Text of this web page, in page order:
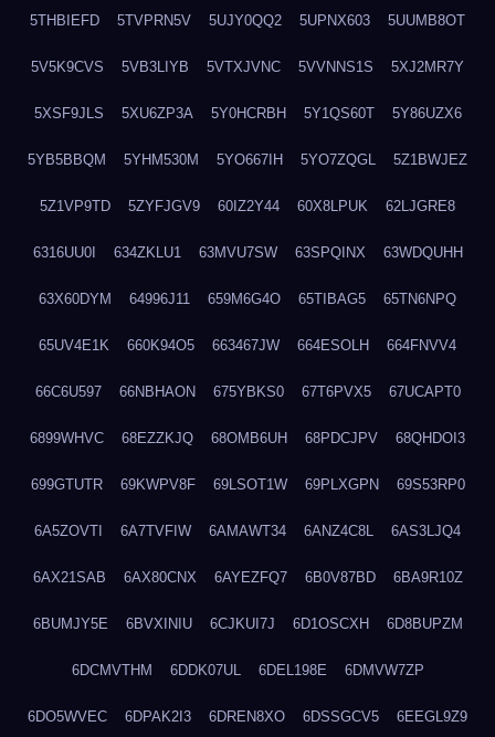
5THBIEFD 5TVPRN5V 5UJY0QQ2 5UPNX603 5UUMB8OT
5V5K9CVS 5VB3LIYB 5VTXJVNC 5VVNNS1S 5XJ2MR7Y
5XSF9JLS 5XU6ZP3A 5Y0HCRBH 5Y1QS60T 5Y86UZX6
5YB5BBQM 5YHM530M 5YO667IH 5YO7ZQGL 5Z1BWJEZ
5Z1VP9TD 5ZYFJGV9 60IZ2Y44 60X8LPUK 62LJGRE8
6316UU0I 634ZKLU1 63MVU7SW 63SPQINX 63WDQUHH
63X60DYM 64996J11 659M6G4O 65TIBAG5 65TN6NPQ
65UV4E1K 660K94O5 663467JW 664ESOLH 664FNVV4
66C6U597 66NBHAON 675YBKS0 67T6PVX5 67UCAPT0
6899WHVC 68EZZKJQ 68OMB6UH 68PDCJPV 68QHDOI3
699GTUTR 69KWPV8F 69LSOT1W 69PLXGPN 69S53RP0
6A5ZOVTI 6A7TVFIW 6AMAWT34 6ANZ4C8L 6AS3LJQ4
6AX21SAB 6AX80CNX 6AYEZFQ7 6B0V87BD 6BA9R10Z
6BUMJY5E 6BVXINIU 6CJKUI7J 6D1OSCXH 6D8BUPZM
6DCMVTHM 6DDK07UL 6DEL198E 6DMVW7ZP
6DO5WVEC 6DPAK2I3 6DREN8XO 6DSSGCV5 6EEGL9Z9